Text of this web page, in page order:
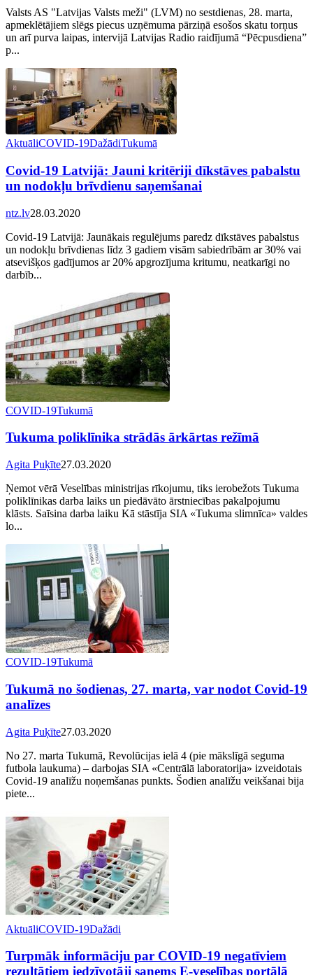
Valsts AS "Latvijas Valsts meži" (LVM) no sestdienas, 28. marta,
apmeklētājiem slēgs piecus uzņēmuma pārziņā esošos skatu torņus
un arī purva laipas, intervijā Latvijas Radio raidījumā “Pēcpusdiena”
p...
AktuāliCOVID-19DažādiTukumā
Covid-19 Latvijā: Jauni kritēriji dīkstāves pabalstu
un nodokļu brīvdienu saņemšanai
ntz.lv28.03.2020
Covid-19 Latvijā: Jaunākais regulējums paredz dīkstāves pabalstus
un nodokļu brīvdienas līdz 3 gadiem visām sabiedrībām ar 30% vai
atsevišķos gadījumos ar 20% apgrozījuma kritumu, neatkarīgi no
darbīb...
COVID-19Tukumā
Tukuma poliklīnika strādās ārkārtas režīmā
Agita Puķīte27.03.2020
Ņemot vērā Veselības ministrijas rīkojumu, tiks ierobežots Tukuma
poliklīnikas darba laiks un piedāvāto ārstniecības pakalpojumu
klāsts. Saīsina darba laiku Kā stāstīja SIA «Tukuma slimnīca» valdes
lo...
COVID-19Tukumā
Tukumā no šodienas, 27. marta, var nodot Covid-19
analīzes
Agita Puķīte27.03.2020
No 27. marta Tukumā, Revolūcijas ielā 4 (pie mākslīgā seguma
futbola laukuma) – darbojas SIA «Centrālā laboratorija» izveidotais
Covid-19 analīžu noņemšanas punkts. Šodien analīžu veikšanai bija
piete...
AktuāliCOVID-19Dažādi
Turpmāk informāciju par COVID-19 negatīviem
rezultātiem iedzīvotāji saņems E-veselības portālā